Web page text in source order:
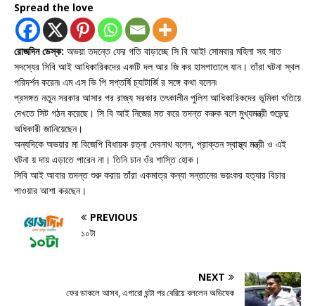
Spread the love
রোজদিন ডেস্ক: অভয়া তদন্তে ফের গতি বাড়াচ্ছে সি বি আই! সোমবার মহিলা সহ সাত
সদস্যের সিবি আই আধিকারিকদের একটি দল আর জি কর হাসপাতালে যান। তাঁরা ঘটনা স্থল
পরিদর্শন করেন৷ এম এস ভি পি সপ্তর্ষি চ্যাটার্জি র সঙ্গে কথা বলেন৷
প্রসঙ্গত নতুন সরকার আসার পর রাজ্য সরকার তৎকালীন পুলিশ আধিকারিকদের ভূমিকা খতিয়ে
দেখতে সিট গঠন করেছে। সি বি আই নিজের মত করে তদন্ত করুক বলে মুখ্যমন্ত্রী শুভেন্দু
অধিকারী জানিয়েছেন।
অন্যদিকে অভয়ার মা বিজেপি বিধায়ক রত্না দেবনাথ বলেন, প্রাক্তন স্বাস্থ্য মন্ত্রী ও এই
ঘটনা য় দায় এড়াতে পারেন না। তিনি চান ওঁর শাস্তি হোক।
সিবি আই আবার তদন্ত শুরু করায় তাঁরা একমাত্র কন্যা সন্তানের ভয়ংকর হত্যার বিচার
পাওয়ার আশা করছেন।
PREVIOUS
১০টা
NEXT
ফের ডাকলে আসব, এগারো ঘন্টা পর বেরিয়ে বললেন অভিষেক